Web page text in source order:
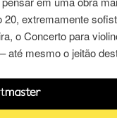
20, extremamente
o Concerto para
até mesmo o jeitão